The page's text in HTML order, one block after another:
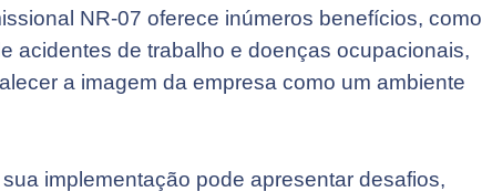
NR-07 oferece inúmeros benefícios, como
acidentes de trabalho e doenças ocupacionais,
a imagem da empresa como um ambiente
implementação pode apresentar desafios,